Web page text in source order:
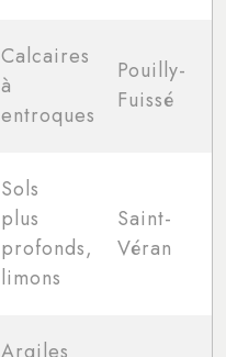
Calcaires
à
entroques
Pouilly-
Fuissé
Sols
plus
profonds,
limons
Saint-
Véran